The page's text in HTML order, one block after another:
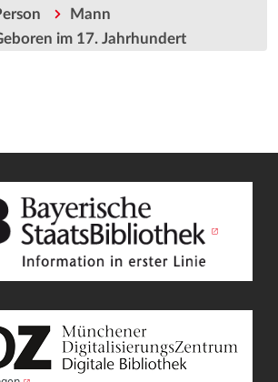
Mann
im 17. Jahrhundert